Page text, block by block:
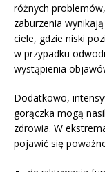
różnych
zaburzenia
ciele, gdzie niski
w przypadku
wystąpienia
Dodatkowo,
gorączka mogą
zdrowia. W
pojawić się